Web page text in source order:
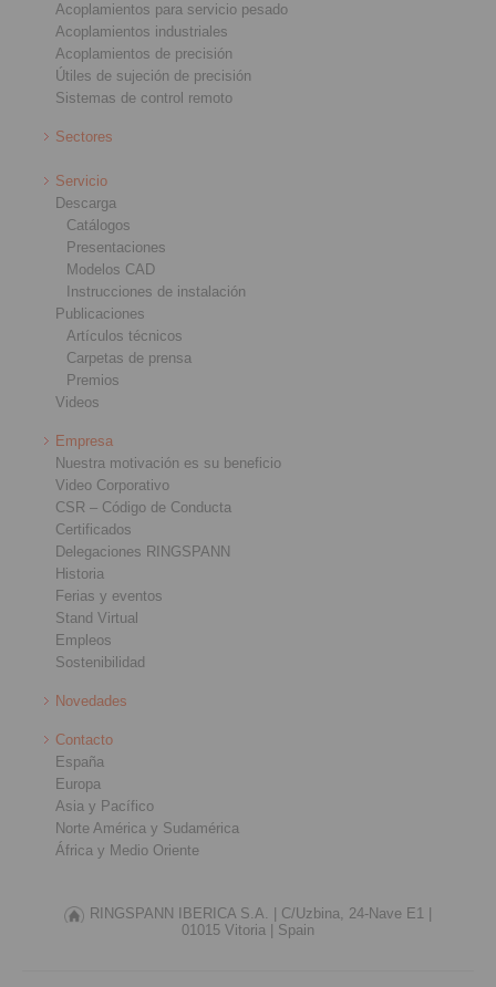
Acoplamientos para servicio pesado
Acoplamientos industriales
Acoplamientos de precisión
Útiles de sujeción de precisión
Sistemas de control remoto
Sectores
Servicio
Descarga
Catálogos
Presentaciones
Modelos CAD
Instrucciones de instalación
Publicaciones
Artículos técnicos
Carpetas de prensa
Premios
Videos
Empresa
Nuestra motivación es su beneficio
Video Corporativo
CSR – Código de Conducta
Certificados
Delegaciones RINGSPANN
Historia
Ferias y eventos
Stand Virtual
Empleos
Sostenibilidad
Novedades
Contacto
España
Europa
Asia y Pacífico
Norte América y Sudamérica
África y Medio Oriente
RINGSPANN IBERICA S.A. |
C/Uzbina, 24-Nave E1 |
01015 Vitoria |
Spain